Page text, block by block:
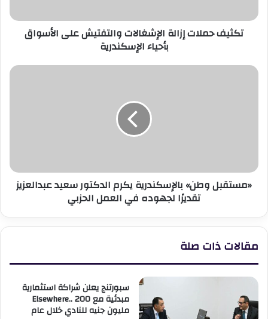
الإسكندرية
تكثيف حملات إزالة الإشغالات والتفتيش على الأسواق
بأحياء الإسكندرية
«مستقبل
لجهوده
في«مستقبل وطن» بالإسكندرية يكرم الدكتور سعيد عبدالعزيز
تقديرًا لجهوده في العمل الحزبي
مقالات ذات صلة
سبورتنج يعلن شراكة استثمارية
مبدئية مع Elsewhere.. 200
مليون جنيه للنادي خلال عام